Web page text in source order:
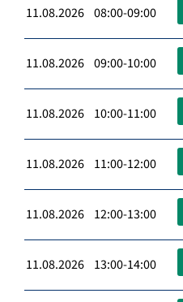
11.08.2026 08:00-09:00
11.08.2026 09:00-10:00
11.08.2026 10:00-11:00
11.08.2026 11:00-12:00
11.08.2026 12:00-13:00
11.08.2026 13:00-14:00